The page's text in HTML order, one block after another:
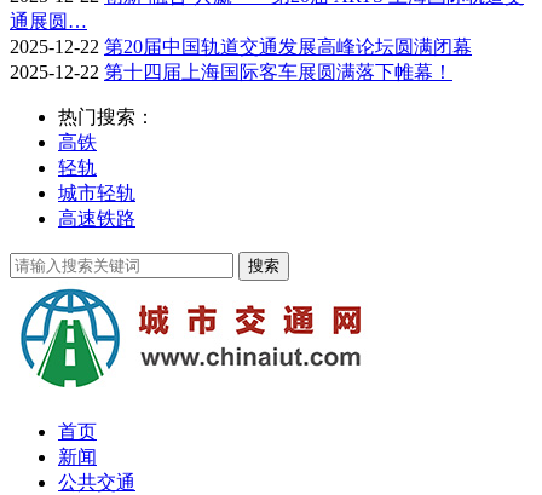
通展圆…
2025-12-22 第20届中国轨道交通发展高峰论坛圆满闭幕
2025-12-22 第十四届上海国际客车展圆满落下帷幕！
热门搜索：
高铁
轻轨
城市轻轨
高速铁路
首页
新闻
公共交通